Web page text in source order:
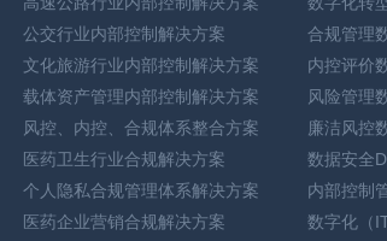
公交行业内部控制解决方案
文化旅游行业内部控制解决方案
载体资产管理内部控制解决方案
风控、内控、合规体系整合方案
医药卫生行业合规解决方案
个人隐私合规管理体系解决方案
医药企业营销合规解决方案
合规管理
内控评价
风险管理
廉洁风控
数据安全
内部控制
数字化（